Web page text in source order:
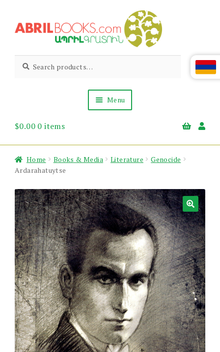
to
to
Abril
Books
Living
Armenian
for:
Menu
About Us
$0.00 0 items
Home Books & Media Literature
Genocide
Ardarahatuytse